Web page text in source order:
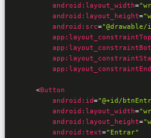
android:layout_width=
android:layout_height=
android:src=
<
android:id="@+id/
android:layout_width=
android:layout_height=
android:text="Entrar"